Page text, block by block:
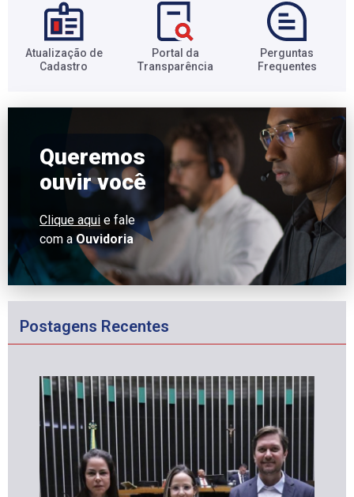
Atualização de
Cadastro​
Portal da
Transparência​
Perguntas
Frequentes​
Queremos
ouvir você
Clique aqui e fale
com a Ouvidoria
Postagens Recentes